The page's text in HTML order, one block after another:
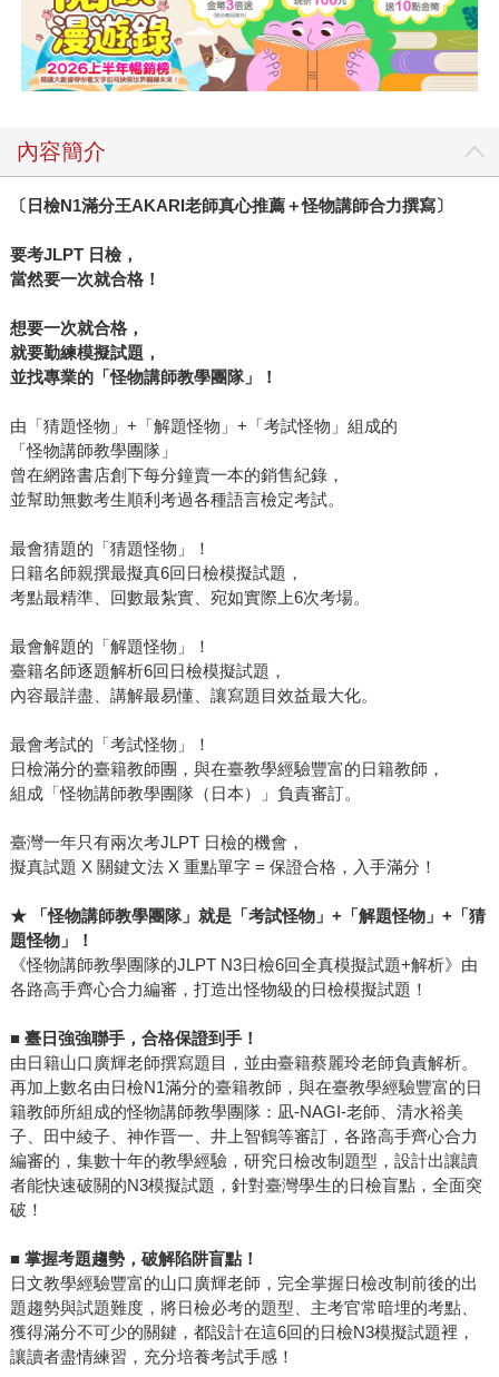
內容簡介
〔日檢N1滿分王AKARI老師真心推薦＋怪物講師合力撰寫〕
要考JLPT 日檢，
當然要一次就合格！
想要一次就合格，
就要勤練模擬試題，
並找專業的「怪物講師教學團隊」！
由「猜題怪物」+「解題怪物」+「考試怪物」組成的
「怪物講師教學團隊」
曾在網路書店創下每分鐘賣一本的銷售紀錄，
並幫助無數考生順利考過各種語言檢定考試。
最會猜題的「猜題怪物」！
日籍名師親撰最擬真6回日檢模擬試題，
考點最精準、回數最紮實、宛如實際上6次考場。
最會解題的「解題怪物」！
臺籍名師逐題解析6回日檢模擬試題，
內容最詳盡、講解最易懂、讓寫題目效益最大化。
最會考試的「考試怪物」！
日檢滿分的臺籍教師團，與在臺教學經驗豐富的日籍教師，
組成「怪物講師教學團隊（日本）」負責審訂。
臺灣一年只有兩次考JLPT 日檢的機會，
擬真試題 X 關鍵文法 X 重點單字 = 保證合格，入手滿分！
★
「怪物講師教學團隊」就是「考試怪物」+「解題怪物」+「猜
題怪物」！
《怪物講師教學團隊的JLPT N3日檢6回全真模擬試題+解析》由
各路高手齊心合力編審，打造出怪物級的日檢模擬試題！
■ 臺日強強聯手，合格保證到手！
由日籍山口廣輝老師撰寫題目，並由臺籍蔡麗玲老師負責解析。
再加上數名由日檢N1滿分的臺籍教師，與在臺教學經驗豐富的日
籍教師所組成的怪物講師教學團隊：凪-NAGI-老師、清水裕美
子、田中綾子、神作晋一、井上智鶴等審訂，各路高手齊心合力
編審的，集數十年的教學經驗，研究日檢改制題型，設計出讓讀
者能快速破關的N3模擬試題，針對臺灣學生的日檢盲點，全面突
破！
■ 掌握考題趨勢，破解陷阱盲點！
日文教學經驗豐富的山口廣輝老師，完全掌握日檢改制前後的出
題趨勢與試題難度，將日檢必考的題型、主考官常暗埋的考點、
獲得滿分不可少的關鍵，都設計在這6回的日檢N3模擬試題裡，
讓讀者盡情練習，充分培養考試手感！